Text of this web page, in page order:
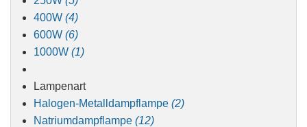
400W (4)
600W (6)
1000W (1)
Lampenart
Halogen-Metalldampflampe (2)
Natriumdampflampe (12)